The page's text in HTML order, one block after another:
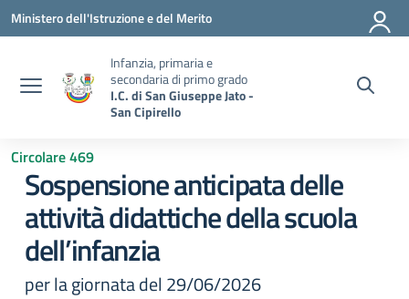
Vai ai contenuti
Vai al menu di navigazione
Vai al footer
Ministero dell'Istruzione e del Merito
Infanzia, primaria e
secondaria di primo grado
I.C. di San Giuseppe Jato -
San Cipirello
Circolare 469
Sospensione anticipata delle
attività didattiche della scuola
dell’infanzia
per la giornata del 29/06/2026